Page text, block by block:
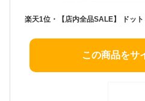
この商品をサ